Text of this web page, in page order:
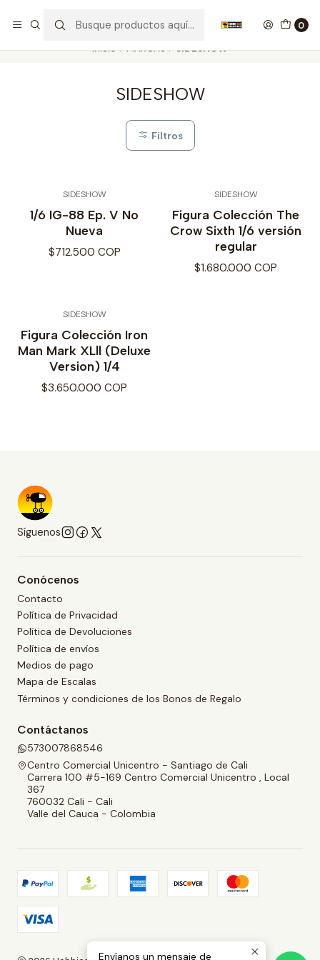
0
Inicio MARCAS SIDESHOW
SIDESHOW
Filtros
SIDESHOW
1/6 IG-88 Ep. V No
Nueva
$712.500 COP
SIDESHOW
Figura Colección The
Crow Sixth 1/6 versión
regular
$1.680.000 COP
SIDESHOW
Figura Colección Iron
Man Mark XLll (Deluxe
Version) 1/4
$3.650.000 COP
Síguenos
Conócenos
Contacto
Política de Privacidad
Política de Devoluciones
Política de envíos
Medios de pago
Mapa de Escalas
Términos y condiciones de los Bonos de Regalo
Contáctanos
573007868546
Centro Comercial Unicentro - Santiago de Cali
Carrera 100 #5-169 Centro Comercial Unicentro , Local
367
760032 Cali - Cali
Valle del Cauca - Colombia
Envíanos un mensaje de